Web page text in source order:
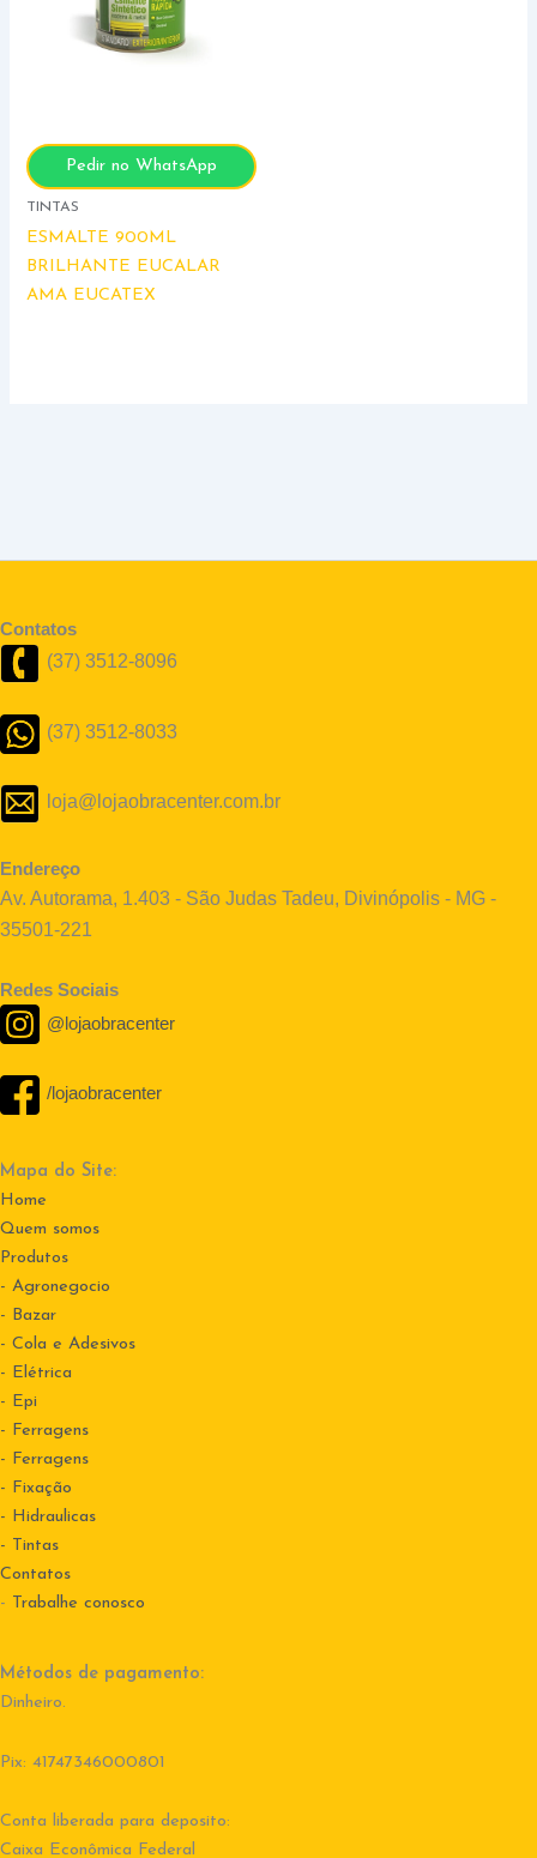
Pedir no WhatsApp
TINTAS
ESMALTE 900ML
BRILHANTE EUCALAR
AMA EUCATEX
Contatos
(37) 3512-8096
(37) 3512-8033
loja@lojaobracenter.com.br
Endereço
Av. Autorama, 1.403 - São Judas Tadeu, Divinópolis - MG -
35501-221
Redes Sociais
@lojaobracenter
/lojaobracenter
Mapa do Site:
Home
Quem somos
Produtos
- Agronegocio
- Bazar
- Cola e Adesivos
- Elétrica
- Epi
- Ferragens
- Ferragens
- Fixação
- Hidraulicas
- Tintas
Contatos
- Trabalhe conosco
Métodos de pagamento:
Dinheiro.
Pix: 41747346000801
Conta liberada para deposito:
Caixa Econômica Federal